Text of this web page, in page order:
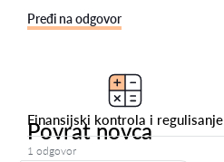
Pređi na odgovor
Finansijski kontrola i regulisanje
Povrat novca
1 odgovor